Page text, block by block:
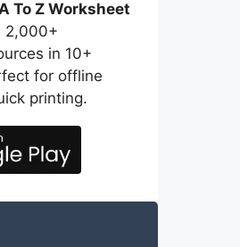
To Z Worksheet
2,000+
in 10+
for offline
printing.